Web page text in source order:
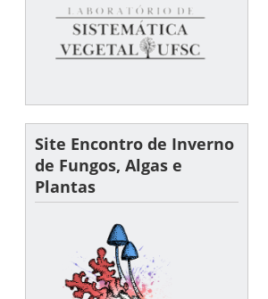
Site Encontro de Inverno
de Fungos, Algas e
Plantas